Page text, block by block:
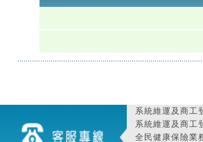
系統維運及商工
系統維運及商工
全民健康保險業